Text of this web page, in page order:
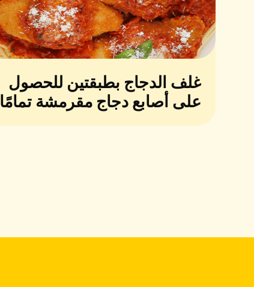
غلف الدجاج بطبقتين للحصول
على أصابع دجاج مقرمشة تمامًا